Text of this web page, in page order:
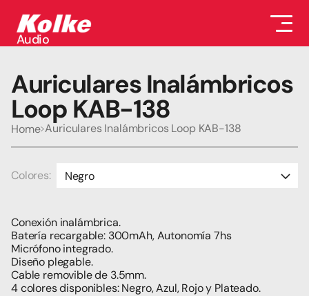
Audio
Auriculares
Conectividad
Gaming
Seguridad
Tabletas
Auriculares Inalámbricos
Loop KAB-138
Home Auriculares Inalámbricos Loop KAB-138
Colores:
Negro
Rojo
Plateado
Conexión inalámbrica.
Batería recargable: 300mAh, Autonomía 7hs
Micrófono integrado.
Diseño plegable.
Cable removible de 3.5mm.
4 colores disponibles: Negro, Azul, Rojo y Plateado.